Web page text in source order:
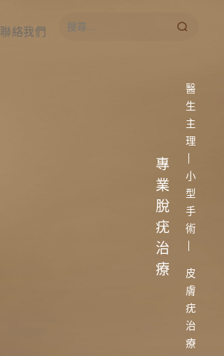
聯絡我們
醫生主理—小型手術— 皮膚疣治療
專業脫疣治療